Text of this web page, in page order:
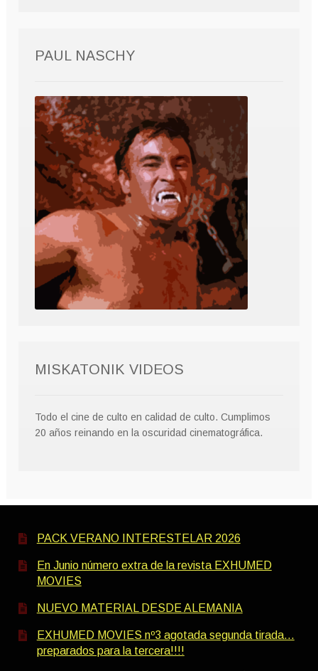
PAUL NASCHY
MISKATONIK VIDEOS
Todo el cine de culto en calidad de culto. Cumplimos
20 años reinando en la oscuridad cinematográfica.
PACK VERANO INTERESTELAR 2026
En Junio número extra de la revista EXHUMED
MOVIES
NUEVO MATERIAL DESDE ALEMANIA
EXHUMED MOVIES nº3 agotada segunda tirada…
preparados para la tercera!!!!